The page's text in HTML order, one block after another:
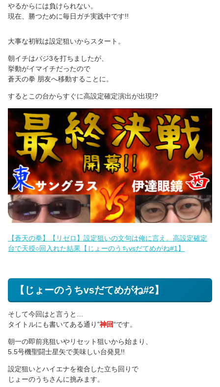
やるからには負けられない。
現在、勝つために毎日ガチ実践中です!!
大事な初戦は設定狙いからスタート。
朝イチはバジ3を打ちましたが、
挙動がイマイチだったので
蒼天の拳 朋友へ移動することに。
するとこの台からすぐに高設定確定演出が出現!?
【蒼天の拳】【リゼロ】設定狙いの文句は俺に言え。高設定確定
台で天授○回入れた結果【じょーのうちvsだてめがね#1】
【じょーのうちvsだてめがね#2】
そして今回はと言うと…
タイトルにも書いてある通り”神回“です。
朝一の即前兆狙いやリセット狙いから始まり、
5.5号機聖闘士星矢で美味しい台発見!!
設定狙いとハイエナを複合した立ち回りで
じょーのうちさんに挑みます。